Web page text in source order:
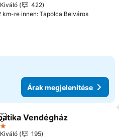
Kiváló
422
km-re innen: Tapolca Belváros
Árak megjelenítése
Hozzáadás a kedvencekhez
Vendégház
Kiváló
195